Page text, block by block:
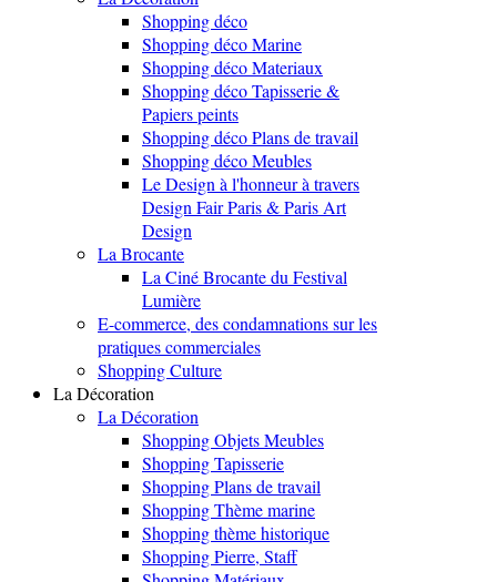
Shopping déco
Shopping déco Marine
Shopping déco Materiaux
Shopping déco Tapisserie &
Papiers peints
Shopping déco Plans de travail
Shopping déco Meubles
Le Design à l'honneur à travers
Design Fair Paris & Paris Art
Design
La Brocante
La Ciné Brocante du Festival
Lumière
E-commerce, des condamnations sur les
pratiques commerciales
Shopping Culture
La Décoration
La Décoration
Shopping Objets Meubles
Shopping Tapisserie
Shopping Plans de travail
Shopping Thème marine
Shopping thème historique
Shopping Pierre, Staff